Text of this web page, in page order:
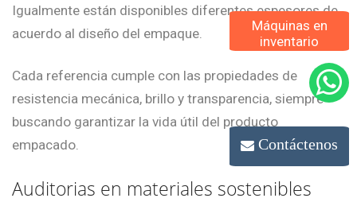
Contáctenos
Máquinas en
inventario
Igualmente están disponibles diferentes espesores de
acuerdo al diseño del empaque.
Cada referencia cumple con las propiedades de
resistencia mecánica, brillo y transparencia, siempre
buscando garantizar la vida útil del producto
empacado.
Auditorias en materiales sostenibles